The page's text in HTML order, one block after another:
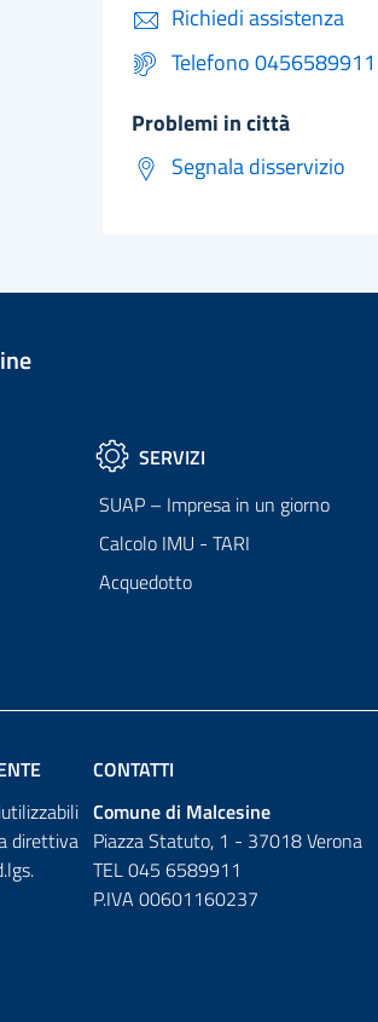
Richiedi assistenza
Telefono 0456589911
problemi in città
Segnala disservizio
SERVIZI
SUAP – Impresa in un giorno
Calcolo IMU - TARI
Acquedotto
direttiva
CONTATTI
Comune di Malcesine
Piazza Statuto, 1 - 37018 Verona
TEL 045 6589911
P.IVA 00601160237